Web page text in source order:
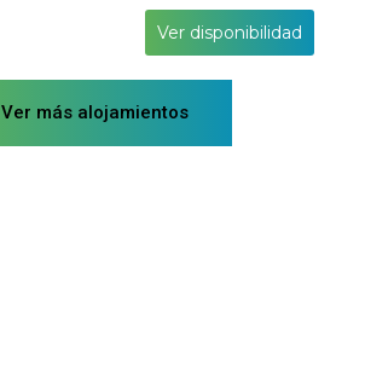
Ver disponibilidad
Ver más alojamientos